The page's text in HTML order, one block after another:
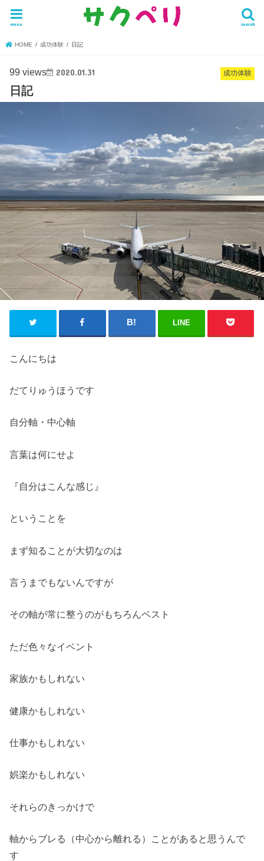
search
menu
HOME 成功体験 日記
成功体験
99 views 2020.01.31
日記
LINE
こんにちは
だてりゅうほうです
自分軸・中心軸
言葉は何にせよ
『自分はこんな感じ』
ということを
まず知ることが大切なのは
言うまでもないんですが
その軸が常に整うのがもちろんベスト
ただ色々なイベント
家族かもしれない
健康かもしれない
仕事かもしれない
娯楽かもしれない
それらのきっかけで
軸からブレる（中心から離れる）ことがあると思うんで
す